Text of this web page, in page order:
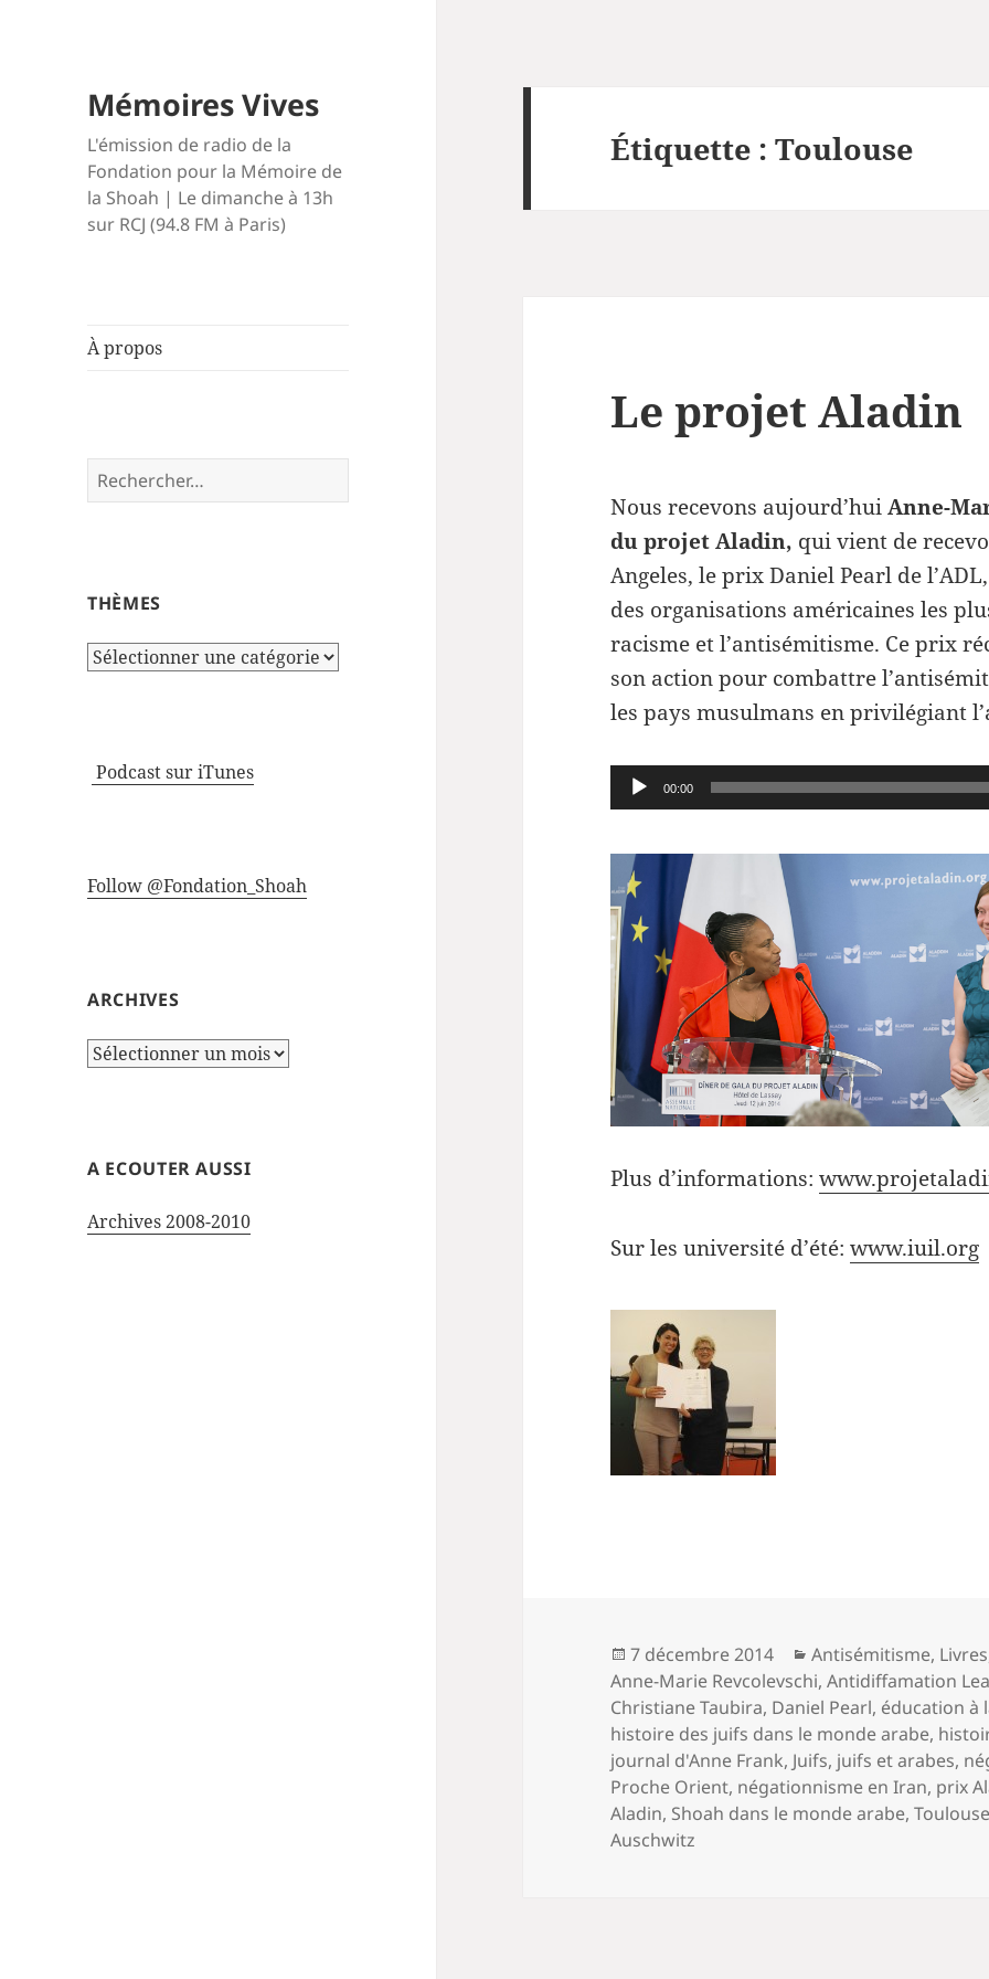
Mémoires Vives
L'émission de radio de la
Fondation pour la Mémoire de
la Shoah | Le dimanche à 13h
sur RCJ (94.8 FM à Paris)
À propos
Rechercher :
THÈMES
Thèmes
Podcast sur iTunes
Follow @Fondation_Shoah
ARCHIVES
Archives
A ECOUTER AUSSI
Archives 2008-2010
Étiquette :Toulouse
Le projet Aladin
Nous recevons aujourd’huiAnne-
du projet Aladin, qui vient de
Angeles, le prix Daniel Pearl de
des organisations américaines les
racisme et l’antisémitisme. Ce prix
son action pour combattre
les pays musulmans en privilégiant
Lecteur
audio
00:00
Plus d’informations:
Sur les université d’été:www.iuil.org
Publié
le
7 décembre 2014 Catégories
Antisémitisme, Livres
Anne-Marie Revcolevschi,Antidiffamation
Christiane Taubira, Daniel Pearl, éducation à
histoire des juifs dans le monde arabe,
journal d'Anne Frank, Juifs, juifs et arabes,
Proche Orient, négationnisme en Iran, prix
Aladin, Shoah dans le monde arabe,Toulouse
Auschwitz